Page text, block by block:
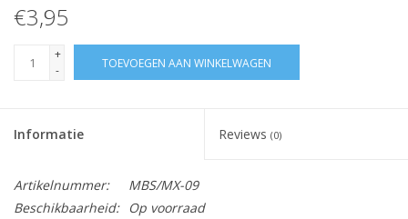
Nail Mist
€3,95
+
-
TOEVOEGEN AAN WINKELWAGEN
Informatie Reviews (0)
Artikelnummer:
MBS/MX-09
Beschikbaarheid:
Op voorraad